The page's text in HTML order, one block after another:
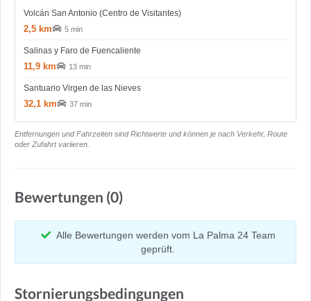
Volcán San Antonio (Centro de Visitantes)
2,5 km 5 min
Salinas y Faro de Fuencaliente
11,9 km 13 min
Santuario Virgen de las Nieves
32,1 km 37 min
Entfernungen und Fahrzeiten sind Richtwerte und können je nach Verkehr, Route
oder Zufahrt variieren.
Bewertungen (0)
Alle Bewertungen werden vom La Palma 24 Team
geprüft.
Stornierungsbedingungen